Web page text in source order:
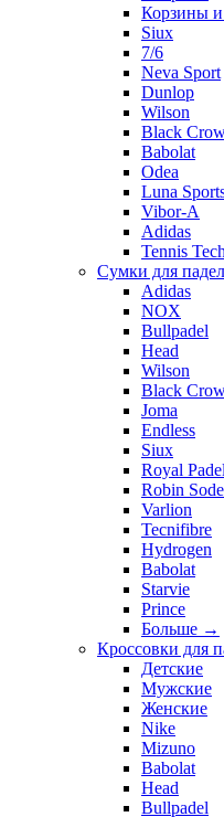
Корзины и
Siux
7/6
Neva Sport
Dunlop
Wilson
Black
Babolat
Odea
Luna
Vibor-A
Adidas
Tennis
Сумки для падел
Adidas
NOX
Bullpadel
Head
Wilson
Black
Joma
Endless
Siux
Royal Padel
Robin
Varlion
Tecnifibre
Hydrogen
Babolat
Starvie
Prince
Больше →
Кроссовки для
Детские
Мужские
Женские
Nike
Mizuno
Babolat
Head
Bullpadel